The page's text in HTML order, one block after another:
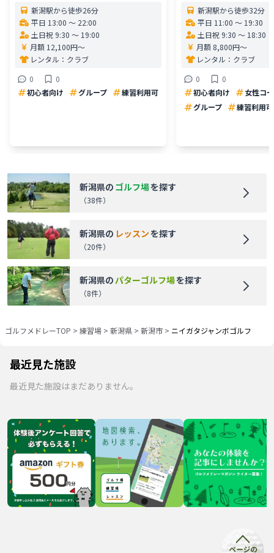
新潟駅から徒歩26分
平日 13:00 〜 22:00
土日祝 9:30 〜 19:00
月額 12,100円〜
レンタル： クラブ
0
0
初心者向け
グループ 練習利用可
新潟駅から徒歩32分
平日 11:00 〜 19:30
土日祝 9:30 〜 18:30
月額 8,800円〜
レンタル： クラブ
0
0
初心者向け
女性コ
グループ
練習利用可
新潟県の ゴルフ場を探す
（38件）
新潟県の レッスンを探す
（20件）
新潟県のパターゴルフ場を探す
（8件）
ゴルフメドレーTOP > 練習場 > 新潟県 > 新潟市 > ニイガタジャンボゴルフ
最近見た施設
最近見た施設はまだありません。